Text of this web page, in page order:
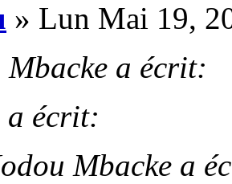
» Lun Mai 19,
a écrit:
a écrit:
Mbacke a